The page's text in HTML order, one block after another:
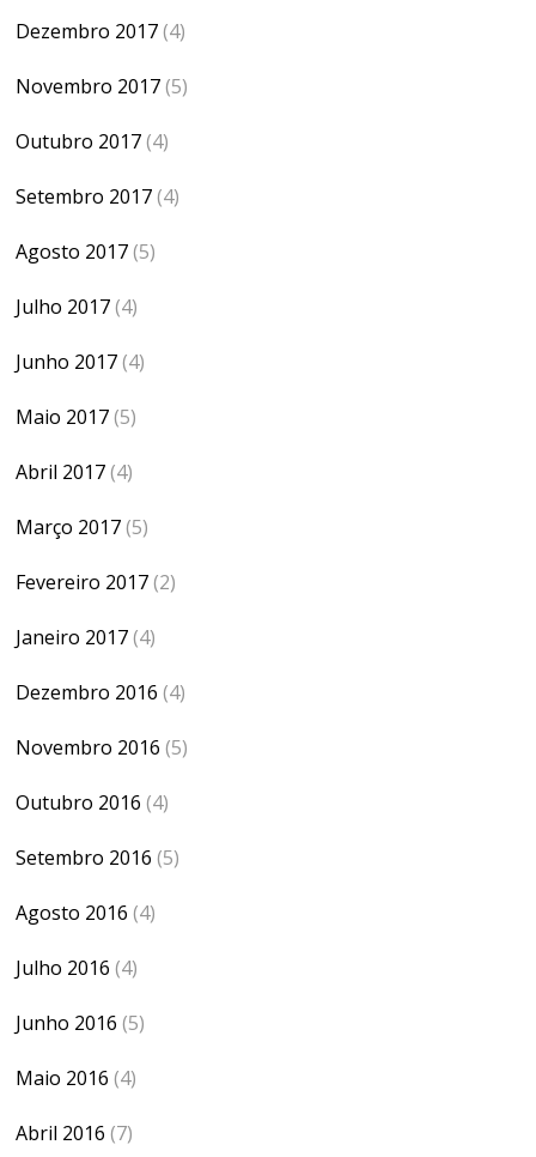
Dezembro 2017(4)
Novembro 2017(5)
Outubro 2017(4)
Setembro 2017(4)
Agosto 2017(5)
Julho 2017(4)
Junho 2017(4)
Maio 2017(5)
Abril 2017(4)
Março 2017(5)
Fevereiro 2017(2)
Janeiro 2017(4)
Dezembro 2016 (4)
Novembro 2016 (5)
Outubro 2016 (4)
Setembro 2016 (5)
Agosto 2016 (4)
Julho 2016 (4)
Junho 2016 (5)
Maio 2016 (4)
Abril 2016 (7)